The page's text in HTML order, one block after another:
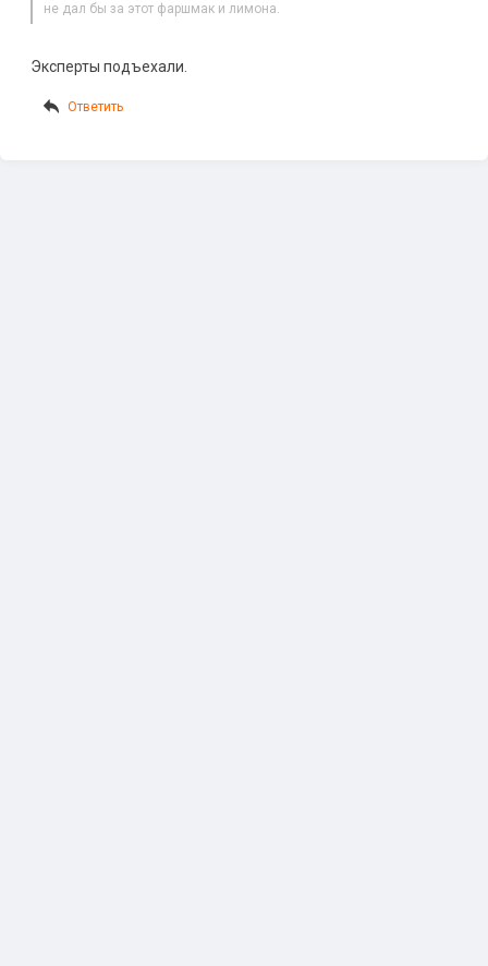
не дал бы за этот фаршмак и лимона.
Эксперты подъехали.
Ответить